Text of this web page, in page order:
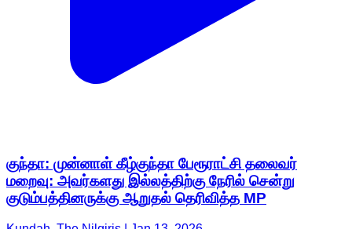
குந்தா: முன்னாள் கீழ்குந்தா பேரூராட்சி தலைவர்
மறைவு: அவர்களது இல்லத்திற்கு நேரில் சென்று
குடும்பத்தினருக்கு ஆறுதல் தெரிவித்த MP